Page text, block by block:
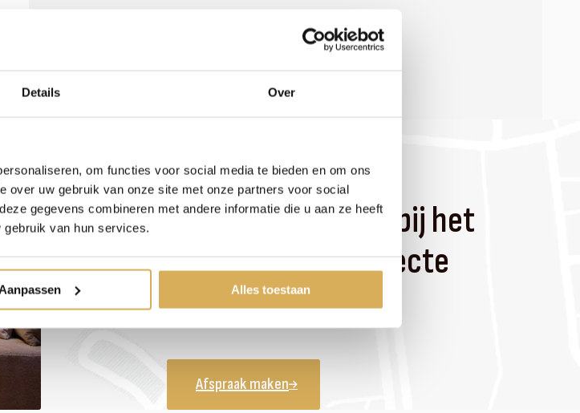
Details Over
om functies voor social media te bieden en om ons
over uw gebruik van onze site met onze partners voor social
gegevens combineren met andere informatie die u aan ze heeft
van hun services.
Alles toestaan
Laat ons je helpen bij het
kiezen van de perfecte
kachel of haard
Afspraak maken